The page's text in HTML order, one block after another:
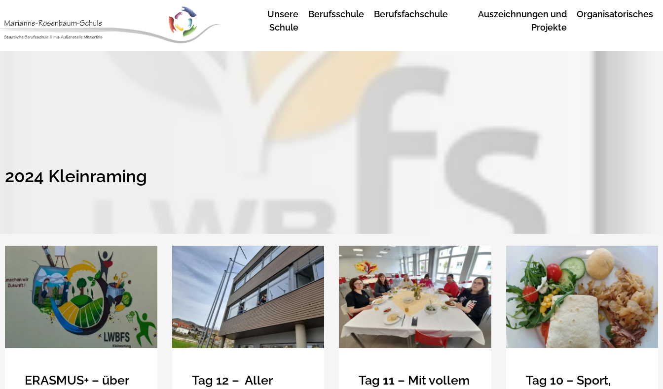
content
Unsere
Schule
Berufsschule Berufsfachschule
Auszeichnungen und
Projekte
Organisatorisches
2024 Kleinraming
ERASMUS+ – über
Tag 12 – Aller
Tag 11 – Mit vollem
Tag 10 – Sport,